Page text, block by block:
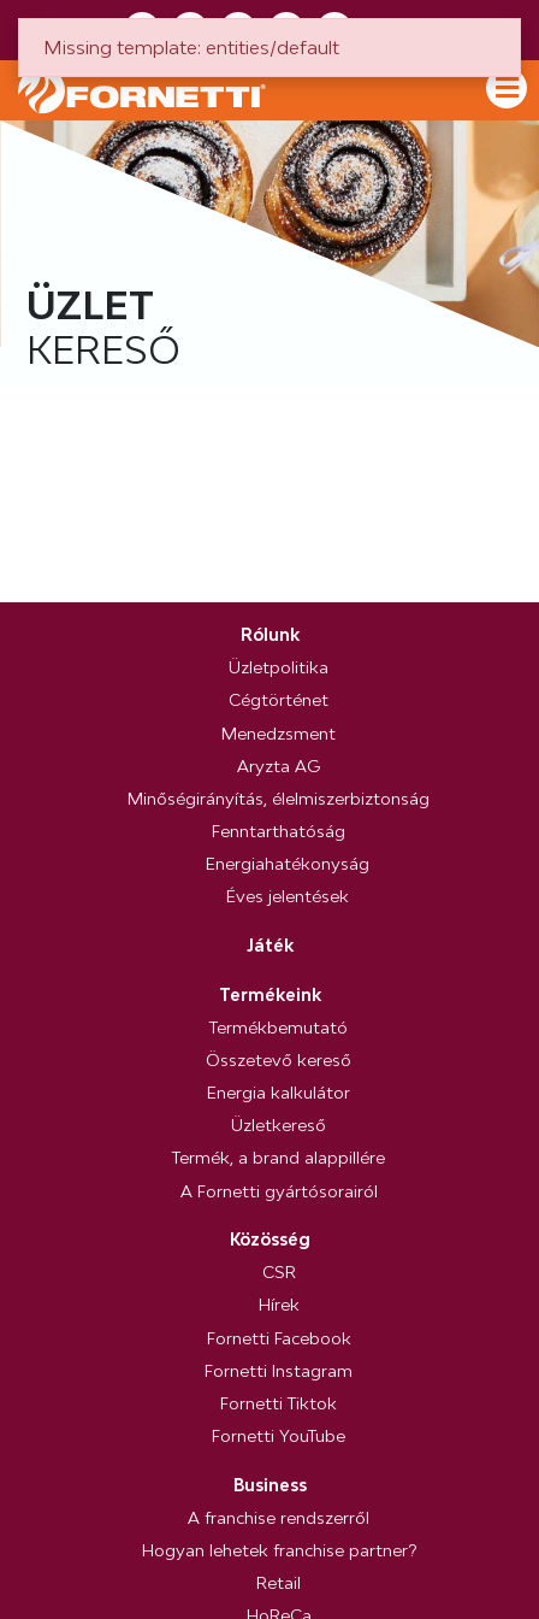
ÜZLET
KERESŐ
Rólunk
Üzletpolitika
Cégtörténet
Menedzsment
Aryzta AG
Minőségirányítás, élelmiszerbiztonság
Fenntarthatóság
Energiahatékonyság
Éves jelentések
Játék
Termékeink
Termékbemutató
Összetevő kereső
Energia kalkulátor
Üzletkereső
Termék, a brand alappillére
A Fornetti gyártósorairól
Közösség
CSR
Hírek
Fornetti Facebook
Fornetti Instagram
Fornetti Tiktok
Fornetti YouTube
Business
A franchise rendszerről
Hogyan lehetek franchise partner?
Retail
Missing template: entities/default